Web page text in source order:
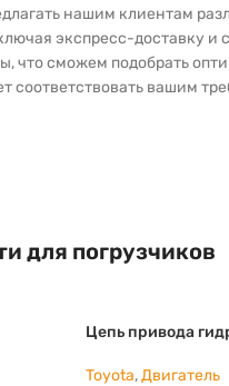
нашим клиентам
экспресс-доставку и
что сможем подобрать
соответствовать вашим
для погрузчиков
Цепь привода
Toyota,Двигатель